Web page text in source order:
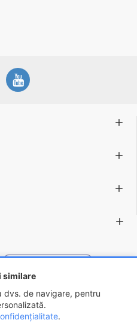
similare
dvs. de navigare, pentru
.
S.R.L.